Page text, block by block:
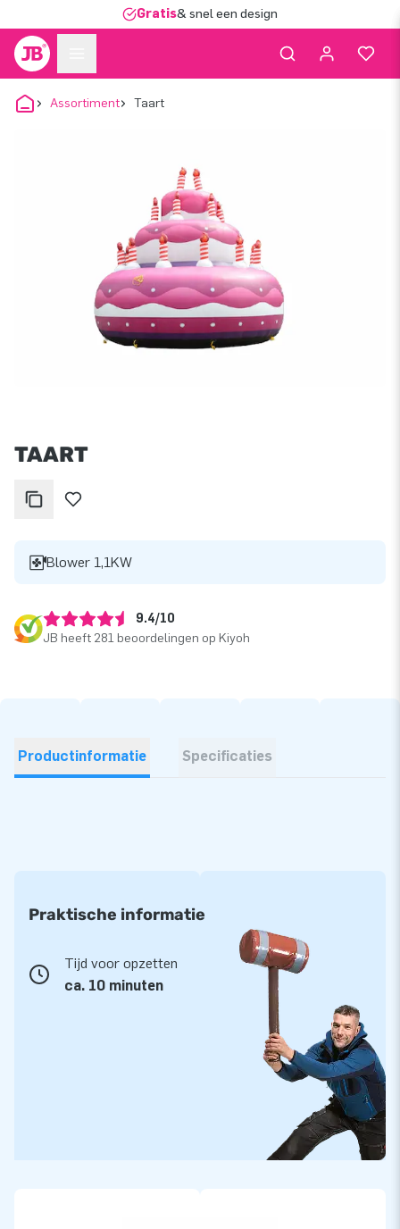
Gratis& snel een design
Assortiment Taart
TAART
Blower 1,1KW
9.4/10
JB heeft 281 beoordelingen op Kiyoh
Productinformatie Specificaties
Praktische informatie
Tijd voor opzetten
ca. 10 minuten